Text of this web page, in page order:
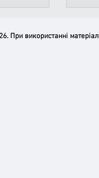
При використанні